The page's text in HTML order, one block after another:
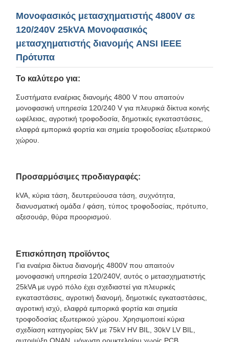
Μονοφασικός μετασχηματιστής 4800V σε
120/240V 25kVA Μονοφασικός
μετασχηματιστής διανομής ANSI IEEE
Πρότυπα
Το καλύτερο για:
Συστήματα εναέριας διανομής 4800 V που απαιτούν
μονοφασική υπηρεσία 120/240 V για πλευρικά δίκτυα κοινής
ωφέλειας, αγροτική τροφοδοσία, δημοτικές εγκαταστάσεις,
ελαφρά εμπορικά φορτία και σημεία τροφοδοσίας εξωτερικού
χώρου.
Προσαρμόσιμες προδιαγραφές:
kVA, κύρια τάση, δευτερεύουσα τάση, συχνότητα,
διανυσματική ομάδα / φάση, τύπος τροφοδοσίας, πρότυπο,
αξεσουάρ, θύρα προορισμού.
Επισκόπηση προϊόντος
Για εναέρια δίκτυα διανομής 4800V που απαιτούν
μονοφασική υπηρεσία 120/240V, αυτός ο μετασχηματιστής
25kVA με υγρό πόλο έχει σχεδιαστεί για πλευρικές
εγκαταστάσεις, αγροτική διανομή, δημοτικές εγκαταστάσεις,
αγροτική ισχύ, ελαφρά εμπορικά φορτία και σημεία
τροφοδοσίας εξωτερικού χώρου. Χρησιμοποιεί κύρια
σχεδίαση κατηγορίας 5kV με 75kV HV BIL, 30kV LV BIL,